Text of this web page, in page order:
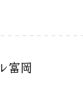
富岡